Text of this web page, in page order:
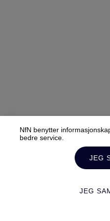
NfN benytter
bedre service.
JEG
JEG